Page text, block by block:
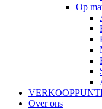
Op
Over ons